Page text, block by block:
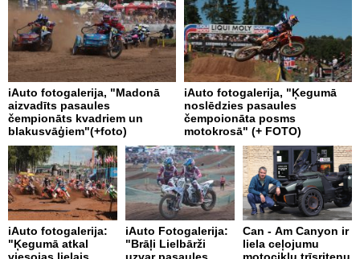
iAuto fotogalerija, "Madonā
aizvadīts pasaules
čempionāts kvadriem un
blakusvāģiem"(+foto)
iAuto fotogalerija, "Ķegumā
noslēdzies pasaules
čempoionāta posms
motokrosā" (+ FOTO)
iAuto fotogalerija:
"Ķegumā atkal
viesojas lielais
iAuto Fotogalerija:
"Brāļi Lielbārži
uzvar pasaules
Can - Am Canyon ir
liela ceļojumu
motociklu trīsriteņu